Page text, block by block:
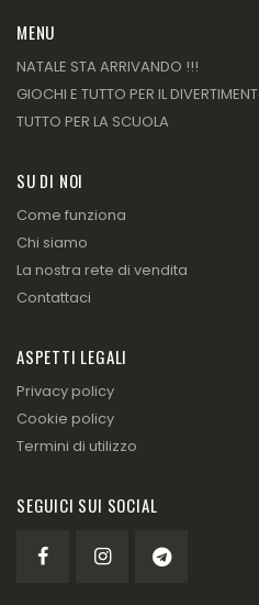
MENU
NATALE STA ARRIVANDO !!!
GIOCHI E TUTTO PER IL
TUTTO PER LA SCUOLA
SU DI NOI
Come funziona
Chi siamo
La nostra rete di vendita
Contattaci
ASPETTI LEGALI
Privacy policy
Cookie policy
Termini di utilizzo
SEGUICI SUI SOCIAL